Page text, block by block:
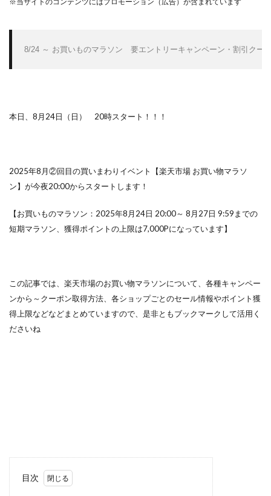
8/24 ～ お買いものマラソン　要エントリーキャンペーン・割引クー
本日、8月24日（日） 20時スタート！！！
2025年8月②回目の買いまわりイベント【楽天市場 お買い物マラソ
ン】が今夜20:00からスタートします！
【お買いものマラソン：2025年8月24日 20:00～ 8月27日 9:59までの
短期マラソン、獲得ポイントの上限は7,000Pになっています】
この記事では、楽天市場のお買い物マラソンについて、各種キャンペー
ンから～クーポン取得方法、各ショップごとのセール情報やポイント獲
得上限などなどまとめていますので、是非ともブックマークして活用く
ださいね
目次